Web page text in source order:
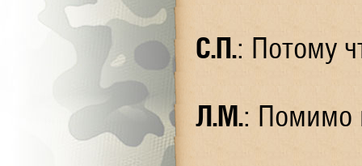
С.П.: Потому
Л.М.: Помимо